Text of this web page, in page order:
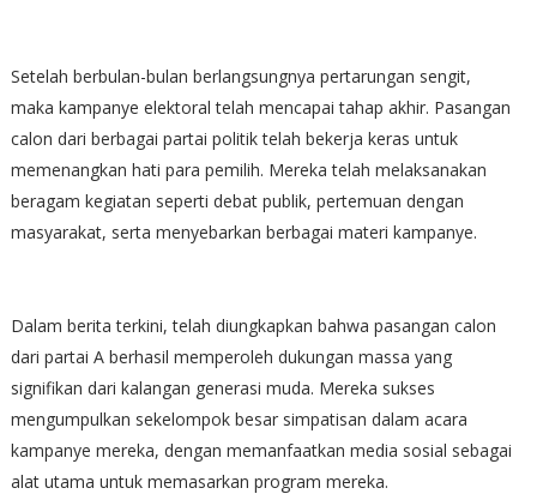
Setelah berbulan-bulan berlangsungnya pertarungan sengit,
maka kampanye elektoral telah mencapai tahap akhir. Pasangan
calon dari berbagai partai politik telah bekerja keras untuk
memenangkan hati para pemilih. Mereka telah melaksanakan
beragam kegiatan seperti debat publik, pertemuan dengan
masyarakat, serta menyebarkan berbagai materi kampanye.
Dalam berita terkini, telah diungkapkan bahwa pasangan calon
dari partai A berhasil memperoleh dukungan massa yang
signifikan dari kalangan generasi muda. Mereka sukses
mengumpulkan sekelompok besar simpatisan dalam acara
kampanye mereka, dengan memanfaatkan media sosial sebagai
alat utama untuk memasarkan program mereka.